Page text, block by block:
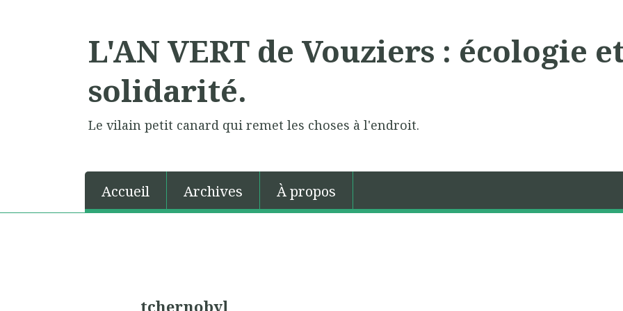
L'AN VERT de Vouziers : écologie
solidarité.
Le vilain petit canard qui remet les choses à l'endroit.
Accueil Archives À propos
tchernobyl